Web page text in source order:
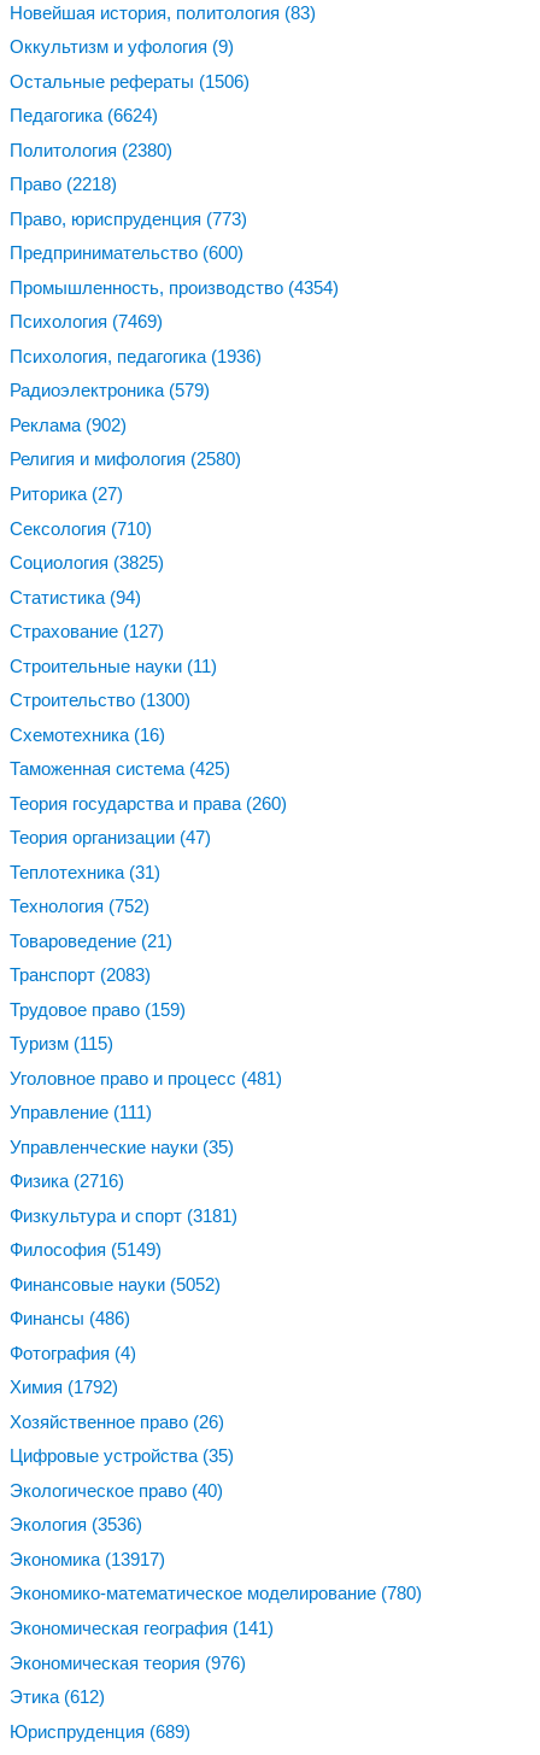
Новейшая история, политология (83)
Оккультизм и уфология (9)
Остальные рефераты (1506)
Педагогика (6624)
Политология (2380)
Право (2218)
Право, юриспруденция (773)
Предпринимательство (600)
Промышленность, производство (4354)
Психология (7469)
Психология, педагогика (1936)
Радиоэлектроника (579)
Реклама (902)
Религия и мифология (2580)
Риторика (27)
Сексология (710)
Социология (3825)
Статистика (94)
Страхование (127)
Строительные науки (11)
Строительство (1300)
Схемотехника (16)
Таможенная система (425)
Теория государства и права (260)
Теория организации (47)
Теплотехника (31)
Технология (752)
Товароведение (21)
Транспорт (2083)
Трудовое право (159)
Туризм (115)
Уголовное право и процесс (481)
Управление (111)
Управленческие науки (35)
Физика (2716)
Физкультура и спорт (3181)
Философия (5149)
Финансовые науки (5052)
Финансы (486)
Фотография (4)
Химия (1792)
Хозяйственное право (26)
Цифровые устройства (35)
Экологическое право (40)
Экология (3536)
Экономика (13917)
Экономико-математическое моделирование (780)
Экономическая география (141)
Экономическая теория (976)
Этика (612)
Юриспруденция (689)